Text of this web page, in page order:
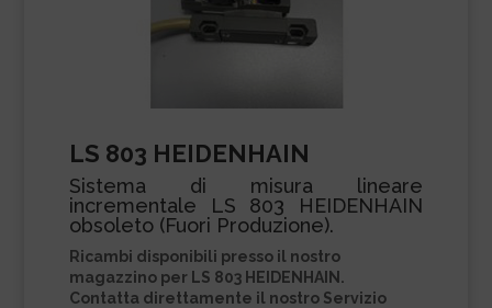
LS 803 HEIDENHAIN
Sistema di misura lineare
incrementale LS 803 HEIDENHAIN
obsoleto (Fuori Produzione).
Ricambi disponibili presso il nostro
magazzino per LS 803 HEIDENHAIN.
Contatta direttamente il nostro Servizio